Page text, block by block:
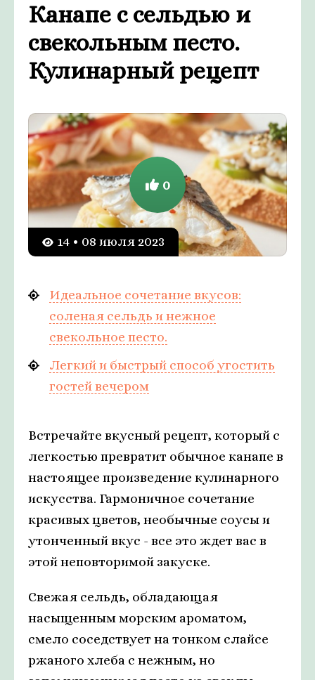
Канапе с сельдью и
свекольным песто.
Кулинарный рецепт
14 • 08 июля 2023
0
Идеальное сочетание вкусов:
соленая сельдь и нежное
свекольное песто.
Легкий и быстрый способ угостить
гостей вечером
Встречайте вкусный рецепт, который с
легкостью превратит обычное канапе в
настоящее произведение кулинарного
искусства. Гармоничное сочетание
красивых цветов, необычные соусы и
утонченный вкус - все это ждет вас в
этой неповторимой закуске.
Свежая сельдь, обладающая
насыщенным морским ароматом,
смело соседствует на тонком слайсе
ржаного хлеба с нежным, но